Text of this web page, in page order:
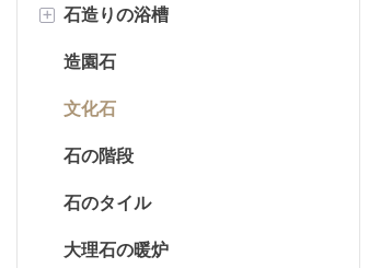
花崗岩のカウンタートップ
柱モザイクタイル
ストリップ/長方形モザイク
スクエアモザイク
ヘキサゴンモザイク
魚の鱗のモザイク
ペニーラウンドモザイク
+ 石造りの浴槽
石造りの浴槽
造園石
文化石
石の階段
石のタイル
大理石の暖炉